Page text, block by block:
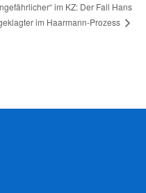
im KZ: Der Fall Hans
im Haarmann-Prozess